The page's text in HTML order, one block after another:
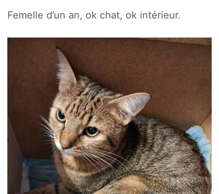
Femelle d’un an, ok chat, ok intérieur.